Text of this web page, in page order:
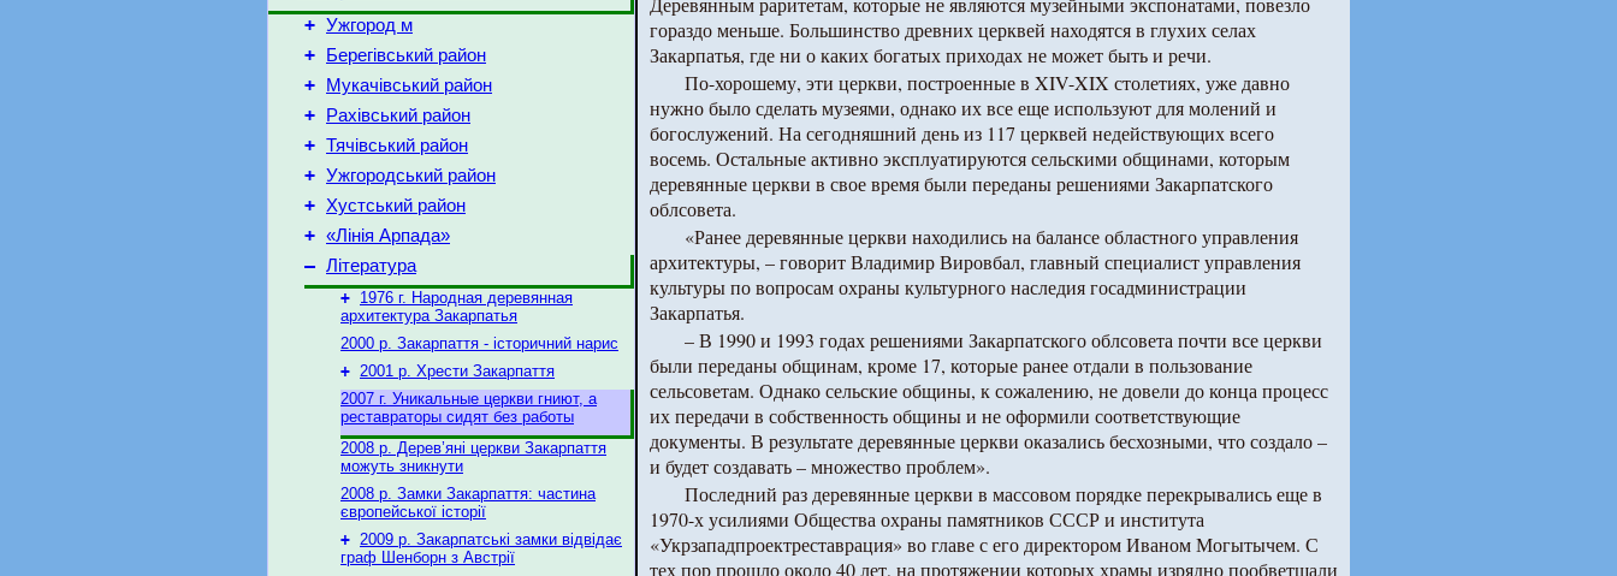
+ Ужгород м
+ Берегівський район
+ Мукачівський район
+ Рахівський район
+ Тячівський район
+ Ужгородський район
+ Хустський район
+ «Лінія Арпада»
– Література
+ 1976 г. Народная деревянная
архитектура Закарпатья
2000 р. Закарпаття - історичний нарис
+ 2001 р. Хрести Закарпаття
2007 г. Уникальные церкви гниют, а
реставраторы сидят без работы
2008 р. Дерев’яні церкви Закарпаття
можуть зникнути
2008 р. Замки Закарпаття: частина
європейської історії
+ 2009 р. Закарпатські замки відвідає
граф Шенборн з Австрії
гораздо меньше. Большинство древних церквей находятся в глухих селах
Закарпатья, где ни о каких богатых приходах не может быть и речи.
По-хорошему, эти церкви, построенные в XIV-XIX столетиях, уже давно
нужно было сделать музеями, однако их все еще используют для молений и
богослужений. На сегодняшний день из 117 церквей недействующих всего
восемь. Остальные активно эксплуатируются сельскими общинами, которым
деревянные церкви в свое время были переданы решениями Закарпатского
облсовета.
«Ранее деревянные церкви находились на балансе областного управления
архитектуры, – говорит Владимир Вировбал, главный специалист управления
культуры по вопросам охраны культурного наследия госадминистрации
Закарпатья.
– В 1990 и 1993 годах решениями Закарпатского облсовета почти все церкви
были переданы общинам, кроме 17, которые ранее отдали в пользование
сельсоветам. Однако сельские общины, к сожалению, не довели до конца процесс
их передачи в собственность общины и не оформили соответствующие
документы. В результате деревянные церкви оказались бесхозными, что создало –
и будет создавать – множество проблем».
Последний раз деревянные церкви в массовом порядке перекрывались еще в
1970-х усилиями Общества охраны памятников СССР и института
«Укрзападпроектреставрация» во главе с его директором Иваном Могытычем. С
тех пор прошло около 40 лет, на протяжении которых храмы изрядно пообветшали